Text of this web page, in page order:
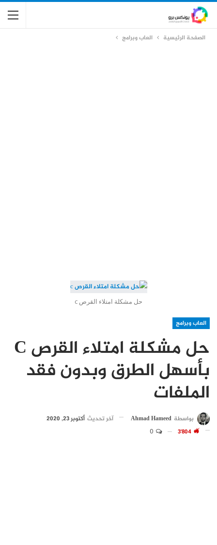
الصفحة الرئيسية العاب وبرامج
حل مشكلة امتلاء القرص c
العاب وبرامج
حل مشكلة امتلاء القرص C
بأسهل الطرق وبدون فقد
الملفات
بواسطة Ahmad Hameed آخر تحديث أكتوبر 23, 2020